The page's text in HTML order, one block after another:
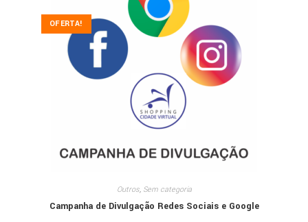
OFERTA!
Outros, Sem categoria
Campanha de Divulgação Redes Sociais e Google